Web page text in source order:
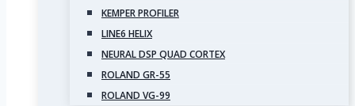
KEMPER PROFILER
LINE6 HELIX
NEURAL DSP QUAD CORTEX
ROLAND GR-55
ROLAND VG-99